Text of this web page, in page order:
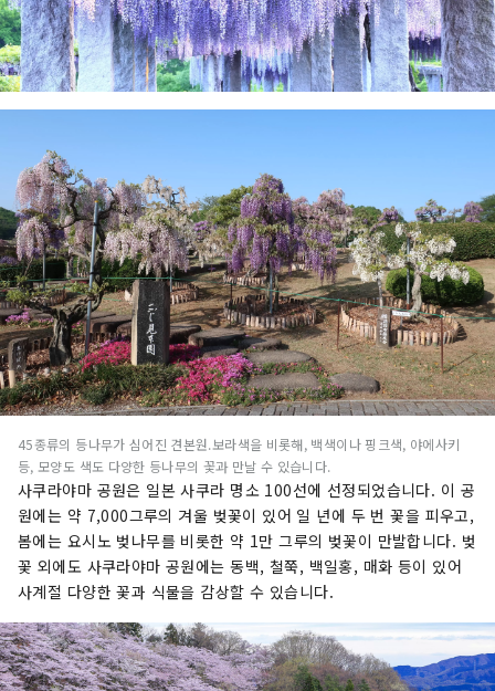
45종류의 등나무가 심어진 견본원.보라색을 비롯해, 백색이나 핑크색, 야에사키
등, 모양도 색도 다양한 등나무의 꽃과 만날 수 있습니다.
사쿠라야마 공원은 일본 사쿠라 명소 100선에 선정되었습니다. 이 공
원에는 약 7,000그루의 겨울 벚꽃이 있어 일 년에 두 번 꽃을 피우고,
봄에는 요시노 벚나무를 비롯한 약 1만 그루의 벚꽃이 만발합니다. 벚
꽃 외에도 사쿠라야마 공원에는 동백, 철쭉, 백일홍, 매화 등이 있어
사계절 다양한 꽃과 식물을 감상할 수 있습니다.